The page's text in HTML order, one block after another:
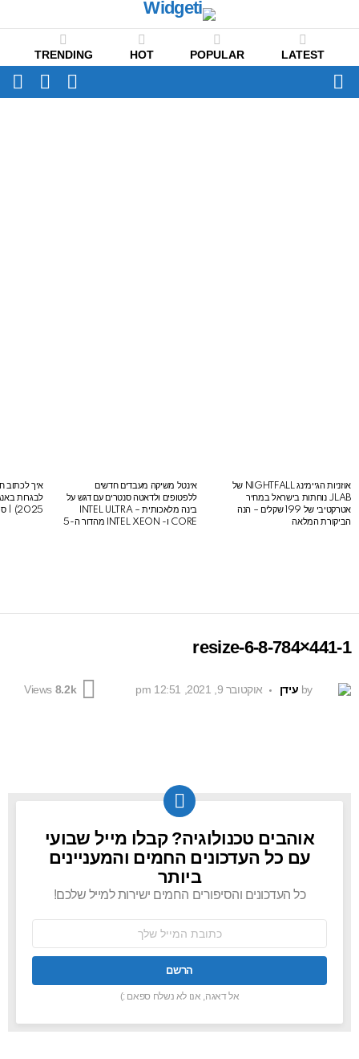
LATEST
POPULAR
HOT
TRENDING
Menu
SWITCH
SKIN
LATEST
STORIES
אוזניות הגיימינג NIGHTFALL של
JLAB נוחתות בישראל במחיר
אטרקטיבי של 199 שקלים – הנה
הביקורת המלאה
אינטל משיקה מעבדים חדשים
ללפטופים ולדאטה סנטרים עם דגש על
בינה מלאכותית – INTEL ULTRA
CORE ו- INTEL XEON מהדור ה-5
איך לכתוב
2025) | סיכום לבגרות באנגלית
resize-6-8-784×441-1
by עידן אוקטובר 9, 2021, 12:51 pm 8.2k
Views
NEWSLETTER
אוהבים טכנולוגיה? קבלו מייל שבועי
עם כל העדכונים החמים והמעניינים
ביותר
כל העדכונים והסיפורים החמים ישירות למייל שלכם!
אל דאגה, אנו לא נשלח ספאם :)